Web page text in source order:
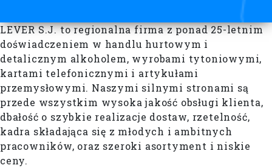
LEVER S.J. to regionalna firma z ponad 25-letnim
doświadczeniem w handlu hurtowym i
detalicznym alkoholem, wyrobami tytoniowymi,
kartami telefonicznymi i artykułami
przemysłowymi. Naszymi silnymi stronami są
przede wszystkim wysoka jakość obsługi klienta,
dbałość o szybkie realizacje dostaw, rzetelność,
kadra składająca się z młodych i ambitnych
pracowników, oraz szeroki asortyment i niskie
ceny.